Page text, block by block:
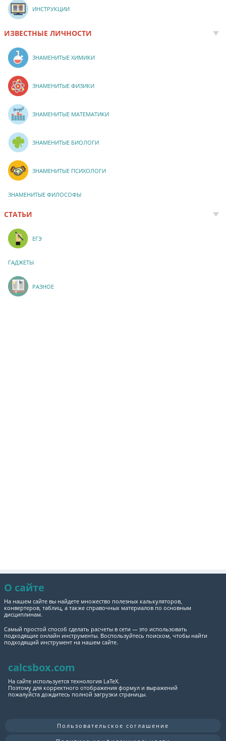
ИНСТРУКЦИИ
ИЗВЕСТНЫЕ ЛИЧНОСТИ
ЗНАМЕНИТЫЕ ХИМИКИ
ЗНАМЕНИТЫЕ ФИЗИКИ
ЗНАМЕНИТЫЕ МАТЕМАТИКИ
ЗНАМЕНИТЫЕ БИОЛОГИ
ЗНАМЕНИТЫЕ ПСИХОЛОГИ
ЗНАМЕНИТЫЕ ФИЛОСОФЫ
СТАТЬИ
ЕГЭ
ГАДЖЕТЫ
РАЗНОЕ
О сайте
На нашем сайте вы найдете множество полезных калькуляторов,
конвертеров, таблиц, а также справочных материалов по основным
дисциплинам.
Самый простой способ сделать расчеты в сети — это использовать
подходящие онлайн инструменты. Воспользуйтесь поиском, чтобы найти
подходящий инструмент на нашем сайте.
calcsbox.com
На сайте используется технология LaTeX.
Поэтому для корректного отображения формул и выражений
пожалуйста дождитесь полной загрузки страницы.
Пользовательское соглашение